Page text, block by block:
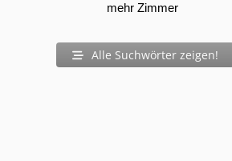
mehr Zimmer
Alle Suchwörter zeigen!